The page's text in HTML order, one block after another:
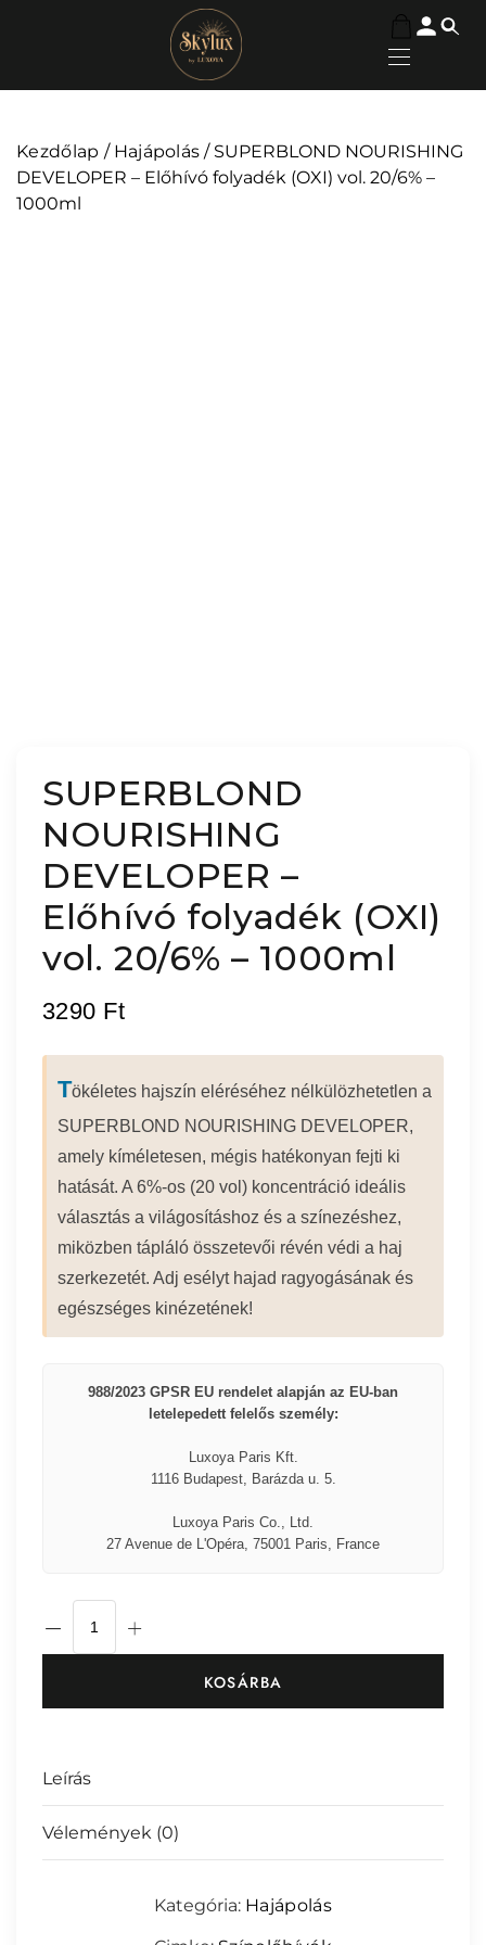
Kezdőlap / Hajápolás / SUPERBLOND NOURISHING
DEVELOPER – Előhívó folyadék (OXI) vol. 20/6% –
1000ml
SUPERBLOND
NOURISHING
DEVELOPER –
Előhívó folyadék (OXI)
vol. 20/6% – 1000ml
3290 Ft
Tökéletes hajszín eléréséhez nélkülözhetetlen a
SUPERBLOND NOURISHING DEVELOPER,
amely kíméletesen, mégis hatékonyan fejti ki
hatását. A 6%-os (20 vol) koncentráció ideális
választás a világosításhoz és a színezéshez,
miközben tápláló összetevői révén védi a haj
szerkezetét. Adj esélyt hajad ragyogásának és
egészséges kinézetének!
988/2023 GPSR EU rendelet alapján az EU-ban
letelepedett felelős személy:
Luxoya Paris Kft.
1116 Budapest, Barázda u. 5.
Luxoya Paris Co., Ltd.
27 Avenue de L'Opéra, 75001 Paris, France
KOSÁRBA
Leírás
A hajfestés során az egyik legfontosabb lépés
az előhívó folyadék, amely biztosítja, hogy a
festék megfelelően fejthesse ki hatását, és a
Vélemények (0)
Még nincsenek értékelések.
Kategória: Hajápolás